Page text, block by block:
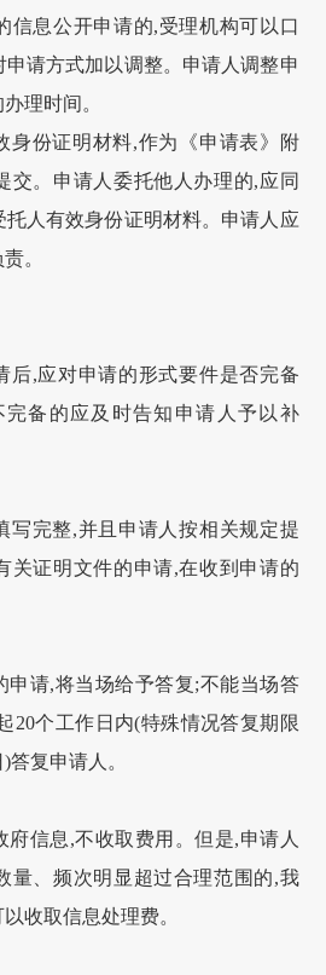
信息公开申请的,受理机构可以口
请方式加以调整。申请人调整申
理时间。
身份证明材料,作为《申请表》附
交。申请人委托他人办理的,应同
人有效身份证明材料。申请人应
。
后,应对申请的形式要件是否完备
备的应及时告知申请人予以补
写完整,并且申请人按相关规定提
关证明文件的申请,在收到申请的
申请,将当场给予答复;不能当场答
20个工作日内(特殊情况答复期限
答复申请人。
府信息,不收取费用。但是,申请人
量、频次明显超过合理范围的,我
收取信息处理费。